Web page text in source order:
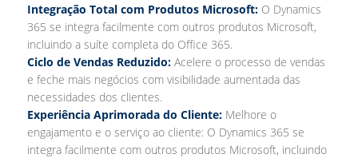
Integração Total com Produtos Microsoft: O Dynamics
365 se integra facilmente com outros produtos Microsoft,
incluindo a suíte completa do Office 365.
Ciclo de Vendas Reduzido: Acelere o processo de vendas
e feche mais negócios com visibilidade aumentada das
necessidades dos clientes.
Experiência Aprimorada do Cliente: Melhore o
engajamento e o serviço ao cliente: O Dynamics 365 se
integra facilmente com outros produtos Microsoft, incluindo